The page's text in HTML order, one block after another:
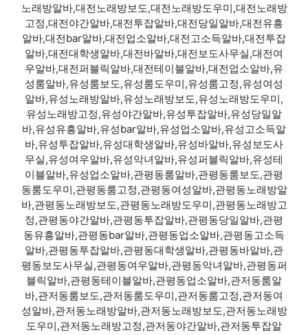
노래방알바,대전노래방보도,대전노래방도우미,대전노래방
고정,대전야간알바,대전투잡알바,대전당일알바,대전유흥
알바,대전bar알바,대전업소알바,대전고소득알바,대전투잡
알바,대전대학생알바,대전바알바,대전보도사무실,대전여
우알바,대전퍼블릭알바,대전테이블알바,대전업소알바,유
성룸알바,유성룸보도,유성룸도우미,유성룸고정,유성여성
알바,유성노래방알바,유성노래방보도,유성노래방도우미,
유성노래방고정,유성야간알바,유성투잡알바,유성당일알
바,유성유흥알바,유성bar알바,유성업소알바,유성고소득알
바,유성투잡알바,유성대학생알바,유성바알바,유성보도사
무실,유성여우알바,유성악녀알바,유성퍼블릭알바,유성테
이블알바,유성업소알바,관평동룸알바,관평동룸보도,관평
동룸도우미,관평동룸고정,관평동여성알바,관평동노래방알
바,관평동노래방보도,관평동노래방도우미,관평동노래방고
정,관평동야간알바,관평동투잡알바,관평동당일알바,관평
동유흥알바,관평동bar알바,관평동업소알바,관평동고소득
알바,관평동투잡알바,관평동대학생알바,관평동바알바,관
평동보도사무실,관평동여우알바,관평동악녀알바,관평동퍼
블릭알바,관평동테이블알바,관평동업소알바,관저동룸알
바,관저동룸보도,관저동룸도우미,관저동룸고정,관저동여
성알바,관저동노래방알바,관저동노래방보도,관저동노래방
도우미,관저동노래방고정,관저동야간알바,관저동투잡알